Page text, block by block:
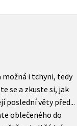
možná i tchyni, tedy
se a zkuste si, jak
poslední věty před...
oblečeného do